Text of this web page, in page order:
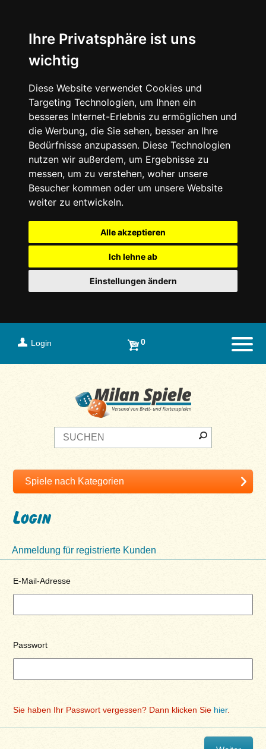
Ihre Privatsphäre ist uns
wichtig
Diese Website verwendet Cookies und
Targeting Technologien, um Ihnen ein
besseres Internet-Erlebnis zu ermöglichen und
die Werbung, die Sie sehen, besser an Ihre
Bedürfnisse anzupassen. Diese Technologien
nutzen wir außerdem, um Ergebnisse zu
messen, um zu verstehen, woher unsere
Besucher kommen oder um unsere Website
weiter zu entwickeln.
Alle akzeptieren
Ich lehne ab
Einstellungen ändern
Login 0
Login
Anmeldung für registrierte Kunden
E-Mail-Adresse
Passwort
Sie haben Ihr Passwort vergessen? Dann klicken Sie hier.